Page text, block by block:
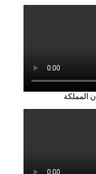
المملكة